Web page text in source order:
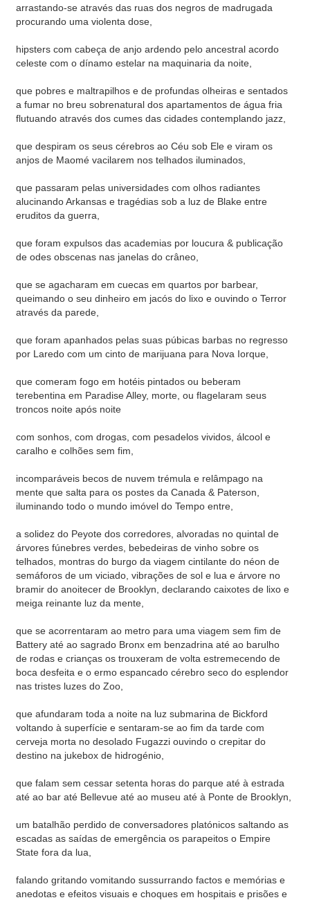
arrastando-se através das ruas dos negros de madrugada
procurando uma violenta dose,
hipsters com cabeça de anjo ardendo pelo ancestral acordo
celeste com o dínamo estelar na maquinaria da noite,
que pobres e maltrapilhos e de profundas olheiras e sentados
a fumar no breu sobrenatural dos apartamentos de água fria
flutuando através dos cumes das cidades contemplando jazz,
que despiram os seus cérebros ao Céu sob Ele e viram os
anjos de Maomé vacilarem nos telhados iluminados,
que passaram pelas universidades com olhos radiantes
alucinando Arkansas e tragédias sob a luz de Blake entre
eruditos da guerra,
que foram expulsos das academias por loucura & publicação
de odes obscenas nas janelas do crâneo,
que se agacharam em cuecas em quartos por barbear,
queimando o seu dinheiro em jacós do lixo e ouvindo o Terror
através da parede,
que foram apanhados pelas suas púbicas barbas no regresso
por Laredo com um cinto de marijuana para Nova Iorque,
que comeram fogo em hotéis pintados ou beberam
terebentina em Paradise Alley, morte, ou flagelaram seus
troncos noite após noite
com sonhos, com drogas, com pesadelos vividos, álcool e
caralho e colhões sem fim,
incomparáveis becos de nuvem trémula e relâmpago na
mente que salta para os postes da Canada & Paterson,
iluminando todo o mundo imóvel do Tempo entre,
a solidez do Peyote dos corredores, alvoradas no quintal de
árvores fúnebres verdes, bebedeiras de vinho sobre os
telhados, montras do burgo da viagem cintilante do néon de
semáforos de um viciado, vibrações de sol e lua e árvore no
bramir do anoitecer de Brooklyn, declarando caixotes de lixo e
meiga reinante luz da mente,
que se acorrentaram ao metro para uma viagem sem fim de
Battery até ao sagrado Bronx em benzadrina até ao barulho
de rodas e crianças os trouxeram de volta estremecendo de
boca desfeita e o ermo espancado cérebro seco do esplendor
nas tristes luzes do Zoo,
que afundaram toda a noite na luz submarina de Bickford
voltando à superfície e sentaram-se ao fim da tarde com
cerveja morta no desolado Fugazzi ouvindo o crepitar do
destino na jukebox de hidrogénio,
que falam sem cessar setenta horas do parque até à estrada
até ao bar até Bellevue até ao museu até à Ponte de Brooklyn,
um batalhão perdido de conversadores platónicos saltando as
escadas as saídas de emergência os parapeitos o Empire
State fora da lua,
falando gritando vomitando sussurrando factos e memórias e
anedotas e efeitos visuais e choques em hospitais e prisões e